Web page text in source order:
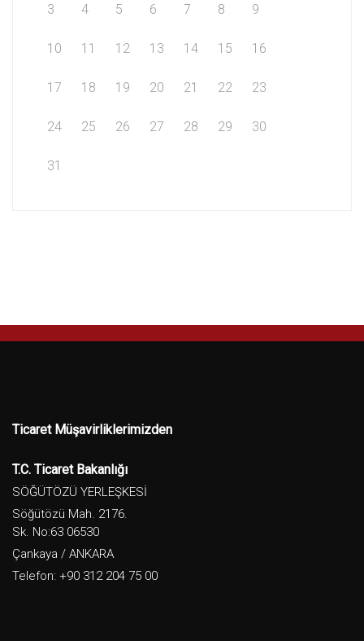
3 4 5 6 7 8 9
10 11 12 13 14 15 16
17 18 19 20 21 22 23
24 25 26 27 28 29 30
31
Ticaret Müşavirliklerimizden
T.C. Ticaret Bakanlığı
SÖĞÜTÖZÜ YERLEŞKESİ
Söğütözü Mah. 2176.
Sk. No:63 06530
Çankaya / ANKARA
Telefon: +90 312 204 75 00